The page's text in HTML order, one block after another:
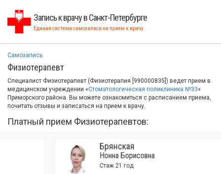
Запись к врачу в Санкт-Петербурге
Единая система самозаписи на прием к врачу
Самозапись
Физиотерапевт
Специалист Физиотерапевт (Физиотерапия [990000835]) ведет прием в
медицинском учреждении «Стоматологическая поликлиника №33»
Приморского района. Вы можете ознакомиться с расписанием приема,
почитать отзывы и записаться на прием к врачу.
Платный прием Физиотерапевтов:
Брянская
Нонна Борисовна
Стаж 21 год